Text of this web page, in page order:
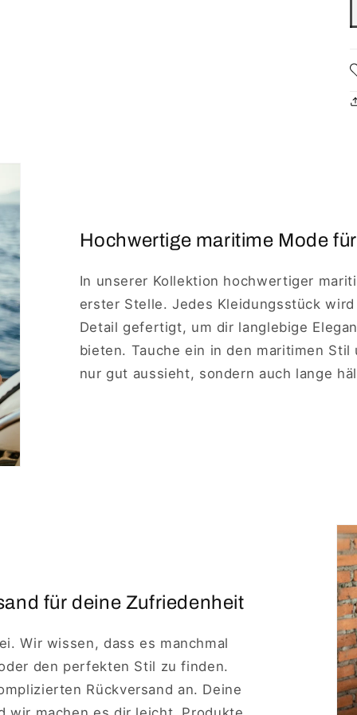
Hochwertige maritime Mode
In unserer Kollektion hochwertiger
erster Stelle. Jedes Kleidungsstück
Detail gefertigt, um dir langlebige
bieten. Tauche ein in den maritimen
nur gut aussieht, sondern auch lange
für deine Zufriedenheit
Wir wissen, dass es manchmal
den perfekten Stil zu finden.
Rückversand an. Deine